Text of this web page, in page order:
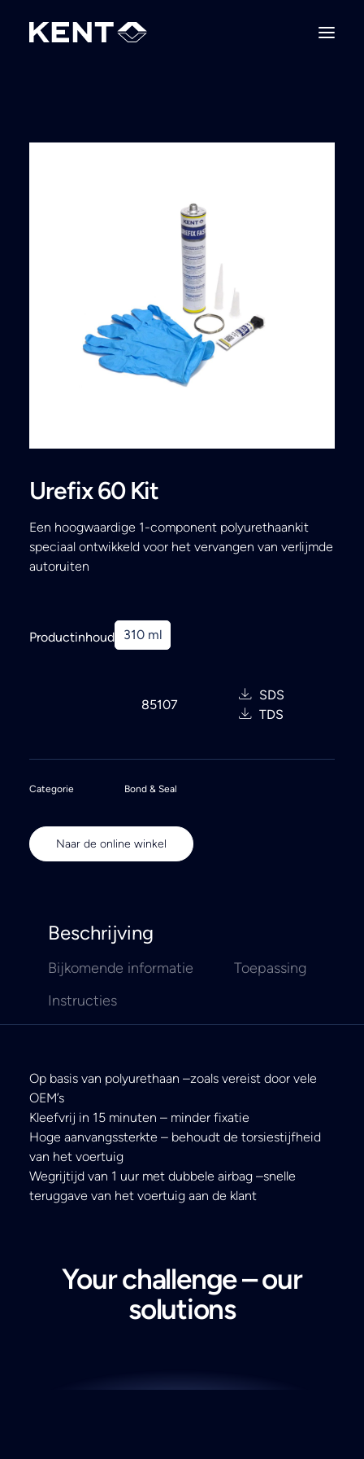
Urefix 60 Kit
Een hoogwaardige 1-component polyurethaankit
speciaal ontwikkeld voor het vervangen van verlijmde
autoruiten
Productinhoud 310 ml
85107
SDS
TDS
Categorie Bond & Seal
Naar de online winkel
Beschrijving
Bijkomende informatie
Toepassing
Instructies
Op basis van polyurethaan –zoals vereist door vele
OEM’s
Kleefvrij in 15 minuten – minder fixatie
Hoge aanvangssterkte – behoudt de torsiestijfheid
van het voertuig
Wegrijtijd van 1 uur met dubbele airbag –snelle
teruggave van het voertuig aan de klant
Your challenge – our
solutions